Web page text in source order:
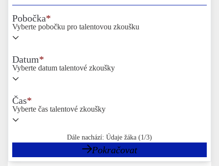
Pobočka*
Vyberte pobočku pro talentovou zkoušku
Datum*
Vyberte datum talentové zkoušky
Čas*
Vyberte čas talentové zkoušky
Dále nachází: Údaje žáka (1/3)
Pokračovat